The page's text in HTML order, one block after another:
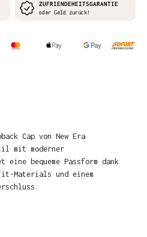
ZUFRIENDEHEITSGARANTIE
oder Geld zurück!
Cap von New Era
mit moderner
bequeme Passform dank
Materials und einem